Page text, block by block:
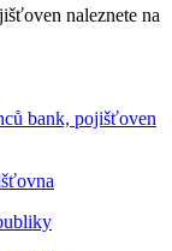
naleznete na
bank, pojišťoven